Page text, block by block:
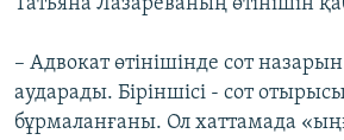
Татьяна Лазареваның өтінішін
– Адвокат өтінішінде сот
аударады. Біріншісі - сот
бұрмаланғаны. Ол хаттамада